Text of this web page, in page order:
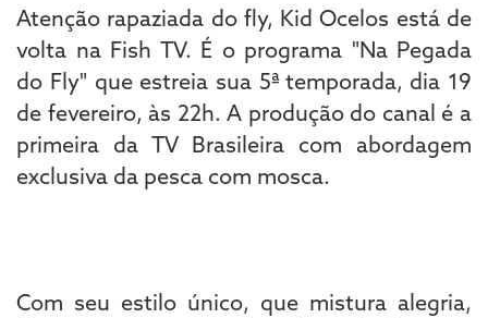
Atenção rapaziada do fly, Kid Ocelos está de
volta na Fish TV. É o programa "Na Pegada
do Fly" que estreia sua 5ª temporada, dia 19
de fevereiro, às 22h. A produção do canal é a
primeira da TV Brasileira com abordagem
exclusiva da pesca com mosca.
Com seu estilo único, que mistura alegria,